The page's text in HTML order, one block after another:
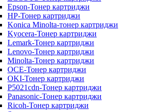
Epson-Тонер картриджи
HP-Тонер картриджи
Konica Minolta-тонер картриджи
Kyocera-Тонер картриджи
Lemark-Тонер картриджи
Lenovo-Тонер картриджи
Minolta-Тонер картриджи
OCE-Тонер картриджи
OKI-Тонер картриджи
P5021cdn-Тонер картриджи
Panasonic-Тонер картриджи
Ricoh-Тонер картриджи